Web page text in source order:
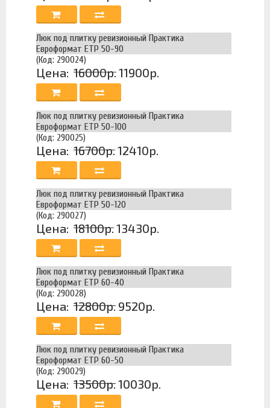
Люк под плитку ревизионный Практика
Евроформат ЕТР 50-90
(Код: 290024)
Цена: 16000р.11900р.
Люк под плитку ревизионный Практика
Евроформат ЕТР 50-100
(Код: 290025)
Цена: 16700р.12410р.
Люк под плитку ревизионный Практика
Евроформат ЕТР 50-120
(Код: 290027)
Цена: 18100р.13430р.
Люк под плитку ревизионный Практика
Евроформат ЕТР 60-40
(Код: 290028)
Цена: 12800р. 9520р.
Люк под плитку ревизионный Практика
Евроформат ЕТР 60-50
(Код: 290029)
Цена: 13500р.10030р.